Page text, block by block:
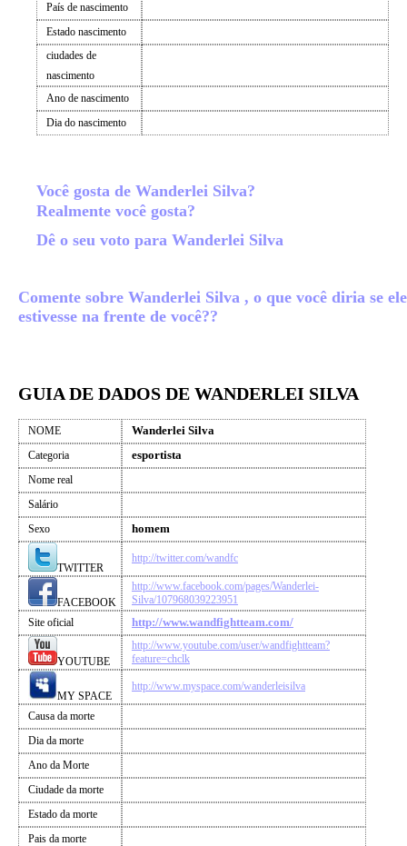
País de nascimento
Estado nascimento
ciudades de
nascimento
Ano de nascimento
Dia do nascimento
Você gosta de Wanderlei Silva?
Realmente você gosta?
Dê o seu voto para Wanderlei Silva
Comente sobre Wanderlei Silva , o que você diria se ele
estivesse na frente de você??
GUIA DE DADOS DE WANDERLEI SILVA
NOME Wanderlei Silva
Categoria esportista
Nome real
Salário
Sexo
homem
TWITTER
http://twitter.com/wandfc
FACEBOOK
http://www.facebook.com/pages/Wanderlei-
Silva/107968039223951
Site oficial
http://www.wandfightteam.com/
YOUTUBE
http://www.youtube.com/user/wandfightteam?
feature=chclk
MY SPACE
http://www.myspace.com/wanderleisilva
Causa da morte
Dia da morte
Ano da Morte
Ciudade da morte
Estado da morte
Pais da morte